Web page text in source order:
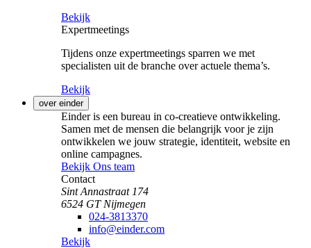
Bekijk
Expertmeetings
Tijdens onze expertmeetings sparren we met
specialisten uit de branche over actuele thema’s.
Bekijk
over einder
Einder is een bureau in co-creatieve ontwikkeling.
Samen met de mensen die belangrijk voor je zijn
ontwikkelen we jouw strategie, identiteit, website en
online campagnes.
Bekijk Ons team
Contact
Sint Annastraat 174
6524 GT Nijmegen
024-3813370
info@einder.com
Bekijk